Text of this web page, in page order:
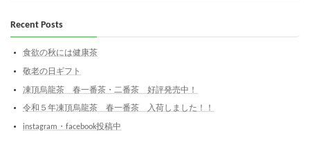
Recent Posts
食欲の秋には健康茶
敬老の日ギフト
凍頂烏龍茶 春一番茶・二番茶 好評発売中！
令和５年凍頂烏龍茶 春一番茶 入荷しました！！
instagram・facebook投稿中